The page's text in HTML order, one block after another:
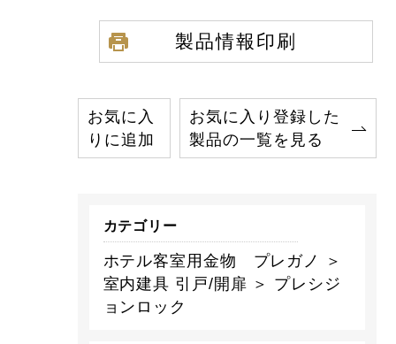
製品情報印刷
お気に入
りに追加
お気に入り登録した
製品の一覧を見る
カテゴリー
ホテル客室用金物 プレガノ ＞
室内建具 引戸/開扉 ＞ プレシジ
ョンロック